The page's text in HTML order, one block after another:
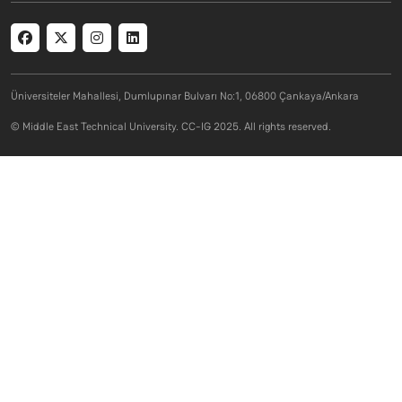
Social menu
Üniversiteler Mahallesi, Dumlupınar Bulvarı No:1, 06800 Çankaya/Ankara
© Middle East Technical University. CC-IG 2025. All rights reserved.